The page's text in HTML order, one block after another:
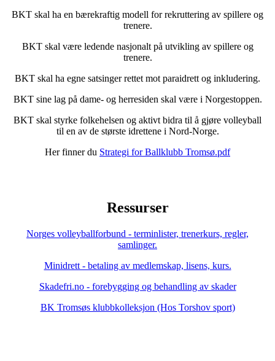
BKT skal ha en bærekraftig modell for rekruttering av spillere og
trenere.
BKT skal være ledende nasjonalt på utvikling av spillere og
trenere.
BKT skal ha egne satsinger rettet mot paraidrett og inkludering.
BKT sine lag på dame- og herresiden skal være i Norgestoppen.
BKT skal styrke folkehelsen og aktivt bidra til å gjøre volleyball
til en av de største idrettene i Nord-Norge.
Her finner du Strategi for Ballklubb Tromsø.pdf
Ressurser
Norges volleyballforbund - terminlister, trenerkurs, regler,
samlinger.
Minidrett - betaling av medlemskap, lisens, kurs.
Skadefri.no - forebygging og behandling av skader
BK Tromsøs klubbkolleksjon (Hos Torshov sport)